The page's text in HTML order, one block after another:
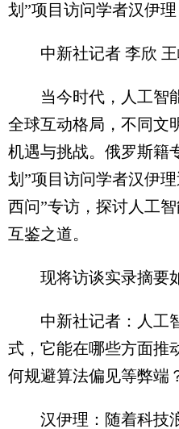
划”项目访问学者汉伊理
中新社记者 李欣 王
当今时代，人工智
全球互动格局，不同文
机遇与挑战。俄罗斯籍
划”项目访问学者汉伊
西问”专访，探讨人工
互鉴之道。
现将访谈实录摘要
中新社记者：人工
式，它能在哪些方面推
何规避算法偏见等弊端
汉伊理：随着科技